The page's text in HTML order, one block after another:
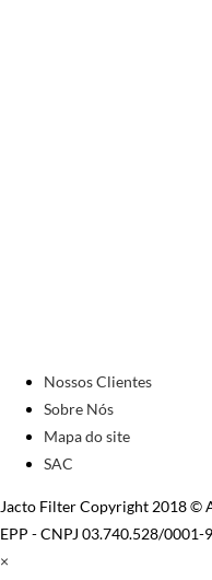
Nossos Clientes
Sobre Nós
Mapa do site
SAC
Jacto Filter Copyright 2018 ©
EPP - CNPJ 03.740.528/
×